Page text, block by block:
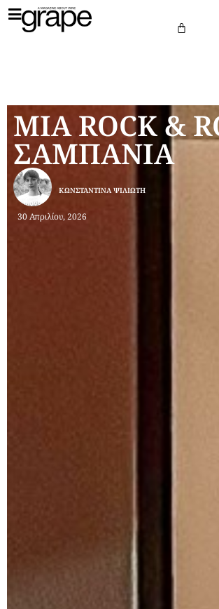
ΜΙΑ ROCK &
ΣΑΜΠΑΝΙΑ
30 Απριλίου, 2026
ΚΩΝΣΤΑΝΤΊΝΑ ΨΙΛΙΏΤΗ